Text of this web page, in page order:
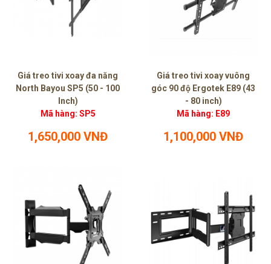
Giá treo tivi xoay đa năng
North Bayou SP5 (50 - 100
Inch)
Mã hàng: SP5
1,650,000 VNĐ
Giá treo tivi xoay vuông
góc 90 độ Ergotek E89 (43
- 80 inch)
Mã hàng: E89
1,100,000 VNĐ